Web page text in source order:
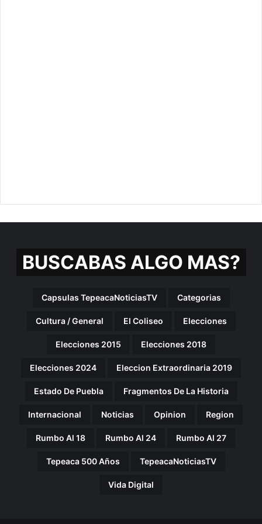
BUSCABAS ALGO MAS?
Capsulas TepeacaNoticiasTV Categorias
Cultura / General El Coliseo Elecciones
Elecciones 2015 Elecciones 2018
Elecciones 2024 Eleccion Extraordinaria 2019
Estado De Puebla Fragmentos De La Historia
Internacional Noticias Opinion Region
Rumbo Al 18 Rumbo Al 24 Rumbo Al 27
Tepeaca 500 Años TepeacaNoticiasTV
Vida Digital